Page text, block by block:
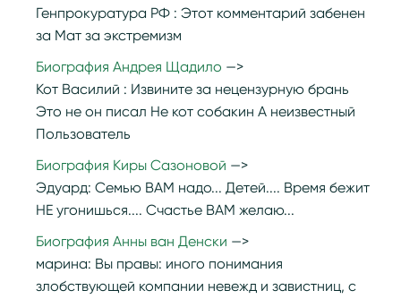
Генпрокуратура РФ : Этот комментарий забенен
за Мат за экстремизм
Биография Андрея Щадило
Кот Василий : Извините за нецензурную брань
Это не он писал Не кот собакин А неизвестный
Пользователь
Биография Киры Сазоновой
Эдуард: Семью ВАМ надо... Детей.... Время бежит
НЕ угонишься.... Счастье ВАМ желаю...
Биография Анны ван Денски
марина: Вы правы: иного понимания
злобствующей компании невежд и завистниц, с